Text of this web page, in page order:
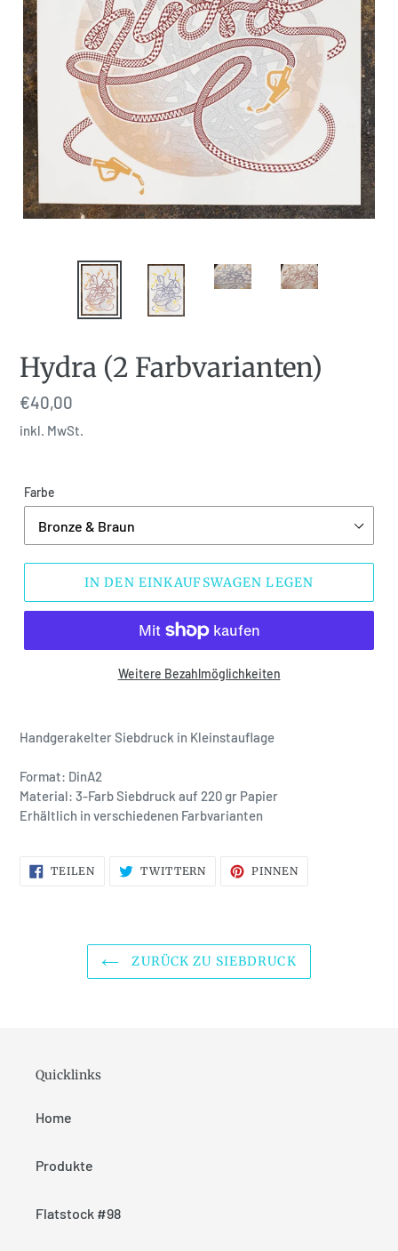
Hydra (2 Farbvarianten)
Normaler
Preis
€40,00
inkl. MwSt.
Farbe
IN DEN EINKAUFSWAGEN LEGEN
Weitere Bezahlmöglichkeiten
Handgerakelter Siebdruck in Kleinstauflage
Format: DinA2
Material: 3-Farb Siebdruck auf 220 gr Papier
Erhältlich in verschiedenen Farbvarianten
TEILENAUF
FACEBOOK
TWITTERN
TWITTER
PINNEN
ZURÜCK ZU SIEBDRUCK
Quicklinks
Home
Produkte
Flatstock #98